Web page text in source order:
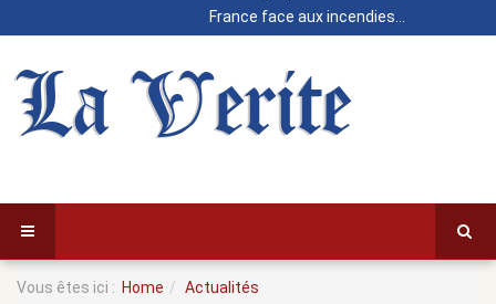
France face aux incendies
La Verite
Vous êtes ici : Home
Actualités